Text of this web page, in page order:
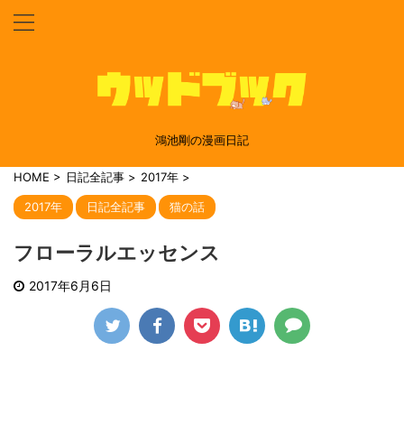
鴻池剛の漫画日記
HOME > 日記全記事 > 2017年 >
2017年 日記全記事 猫の話
フローラルエッセンス
2017年6月6日